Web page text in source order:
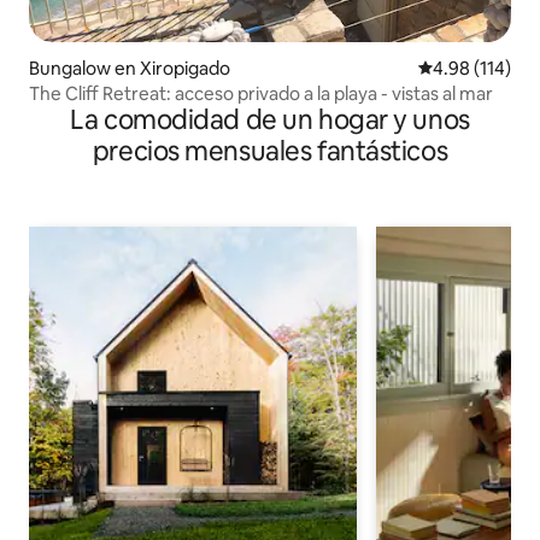
Bungalow en Xiropigado Calificación
4.98 (114)
The Cliff Retreat: acceso privado a la playa - vistas al mar
La comodidad de un hogar y unos
precios mensuales fantásticos